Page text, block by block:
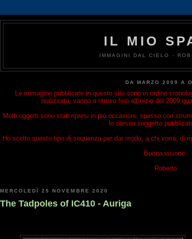
IL MIO
IMMAGINI DAL CIELO -
DA MARZO 2009 A
Le immagine pubblicate in questo sito sono in ordine
realizzata, vanno a ritroso fino all'inizio del 2009
Molti oggetti sono stati ripresi in più occasioni, spesso con
lo stesso soggetto
Ho scelto questo tipo di sequenza per dar modo, a chi vorrà, di
Buona visione.
Roberto
MERCOLEDÌ 25 NOVEMBRE 2020
The Tadpoles of IC410 - Auriga